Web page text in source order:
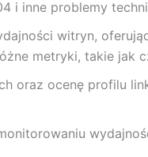
i inne problemy
witryn,
metryki, takie jak
oraz ocenę profilu